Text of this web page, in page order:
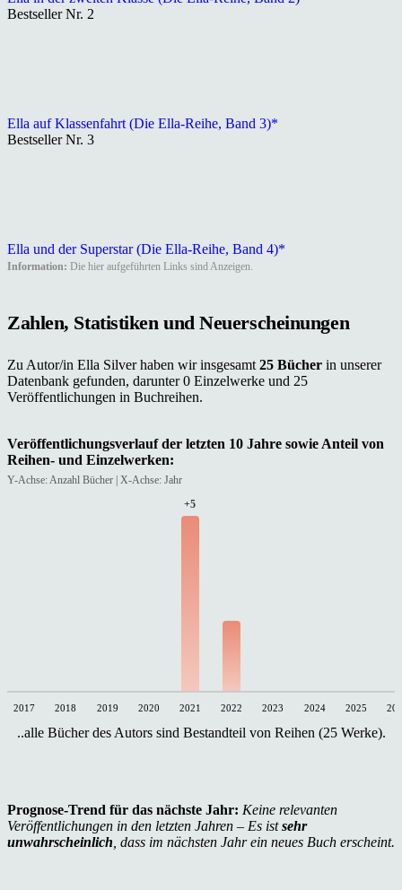
Bestseller Nr. 2
Ella auf Klassenfahrt (Die Ella-Reihe, Band 3)*
Bestseller Nr. 3
Ella und der Superstar (Die Ella-Reihe, Band 4)*
Information: Die hier aufgeführten Links sind Anzeigen.
Zahlen, Statistiken und Neuerscheinungen
Zu Autor/in Ella Silver haben wir insgesamt 25 Bücher in unserer
Datenbank gefunden, darunter 0 Einzelwerke und 25
Veröffentlichungen in Buchreihen.
Veröffentlichungsverlauf der letzten 10 Jahre sowie Anteil von
Reihen- und Einzelwerken:
Y-Achse: Anzahl Bücher | X-Achse: Jahr
2017 2018 2019 2020
+5
2021 2022 2023 2024 2025
..alle Bücher des Autors sind Bestandteil von Reihen (25 Werke).
Prognose-Trend für das nächste Jahr: Keine relevanten
Veröffentlichungen in den letzten Jahren – Es istsehr
unwahrscheinlich , dass im nächsten Jahr ein neues Buch erscheint.